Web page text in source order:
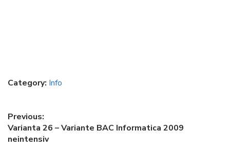
Category: Info
Post
navigation
Previous:
Previous
post:
Varianta 26 – Variante BAC Informatica 2009
neintensiv